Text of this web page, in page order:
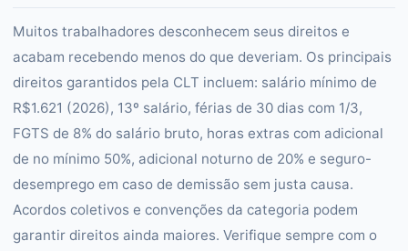
Muitos trabalhadores desconhecem seus direitos e
acabam recebendo menos do que deveriam. Os principais
direitos garantidos pela CLT incluem: salário mínimo de
R$1.621 (2026), 13º salário, férias de 30 dias com 1/3,
FGTS de 8% do salário bruto, horas extras com adicional
de no mínimo 50%, adicional noturno de 20% e seguro-
desemprego em caso de demissão sem justa causa.
Acordos coletivos e convenções da categoria podem
garantir direitos ainda maiores. Verifique sempre com o